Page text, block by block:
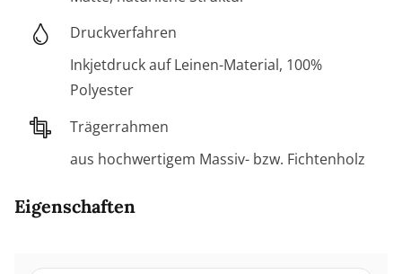
Druckverfahren
Inkjetdruck auf Leinen-Material, 100%
Polyester
Trägerrahmen
aus hochwertigem Massiv- bzw. Fichtenholz
Eigenschaften